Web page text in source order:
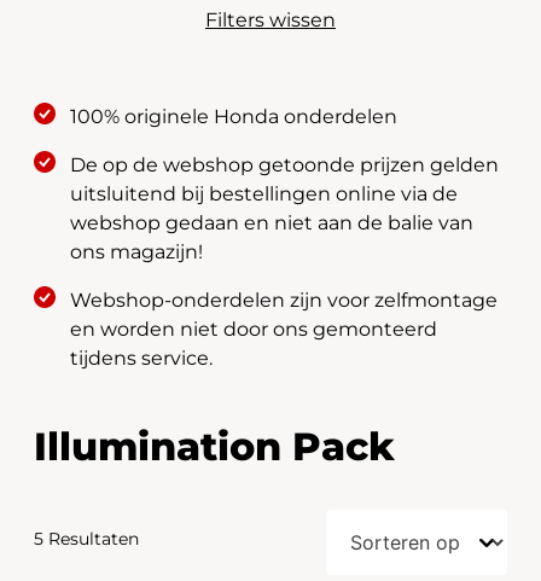
Filters wissen
100% originele Honda onderdelen
De op de webshop getoonde prijzen gelden
uitsluitend bij bestellingen online via de
webshop gedaan en niet aan de balie van
ons magazijn!
Webshop-onderdelen zijn voor zelfmontage
en worden niet door ons gemonteerd
tijdens service.
Illumination Pack
5 Resultaten